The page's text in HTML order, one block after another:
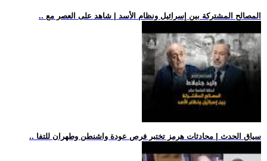
.. المصالح المشتركة بين إسرائيل ونظام الأسد | شاهد على العصر مع
.. سياق الحدث | محادثات هرمز تختبر فرص عودة واشنطن وطهران للتفا